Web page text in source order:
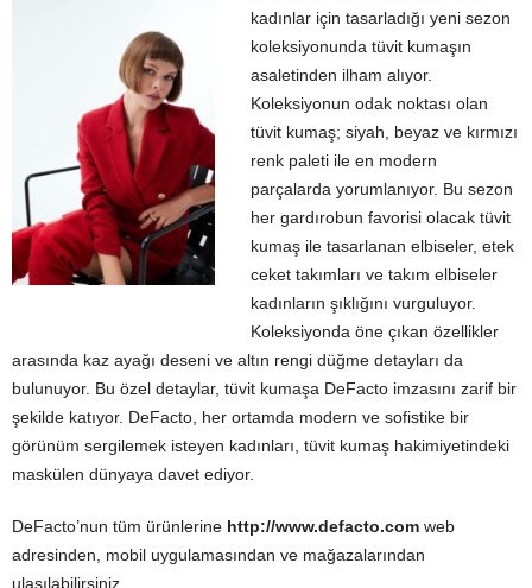
kadınlar için tasarladığı yeni sezon
koleksiyonunda tüvit kumaşın
asaletinden ilham alıyor.
Koleksiyonun odak noktası olan
tüvit kumaş; siyah, beyaz ve kırmızı
renk paleti ile en modern
parçalarda yorumlanıyor. Bu sezon
her gardırobun favorisi olacak tüvit
kumaş ile tasarlanan elbiseler, etek
ceket takımları ve takım elbiseler
kadınların şıklığını vurguluyor.
Koleksiyonda öne çıkan özellikler
arasında kaz ayağı deseni ve altın rengi düğme detayları da
bulunuyor. Bu özel detaylar, tüvit kumaşa DeFacto imzasını zarif bir
şekilde katıyor. DeFacto, her ortamda modern ve sofistike bir
görünüm sergilemek isteyen kadınları, tüvit kumaş hakimiyetindeki
maskülen dünyaya davet ediyor.
DeFacto’nun tüm ürünlerine http://www.defacto.com web
adresinden, mobil uygulamasından ve mağazalarından
ulaşılabilirsiniz.